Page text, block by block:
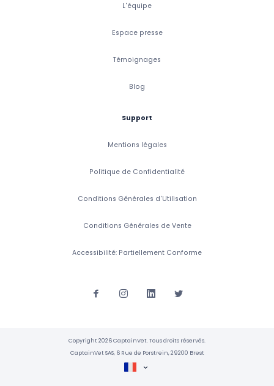
L'équipe
Espace presse
Témoignages
Blog
Support
Mentions légales
Politique de Confidentialité
Conditions Générales d'Utilisation
Conditions Générales de Vente
Accessibilité: Partiellement Conforme
Copyright 2026 CaptainVet. Tous droits réservés.
CaptainVet SAS, 6 Rue de Porstrein, 29200 Brest